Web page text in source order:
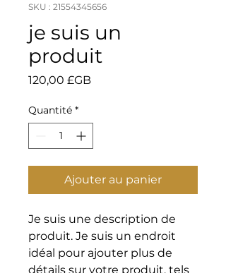
SKU : 21554345656
je suis un
produit
120,00 £GBPrix
Quantité *
Ajouter au panier
Je suis une description de
produit. Je suis un endroit
idéal pour ajouter plus de
détails sur votre produit, tels